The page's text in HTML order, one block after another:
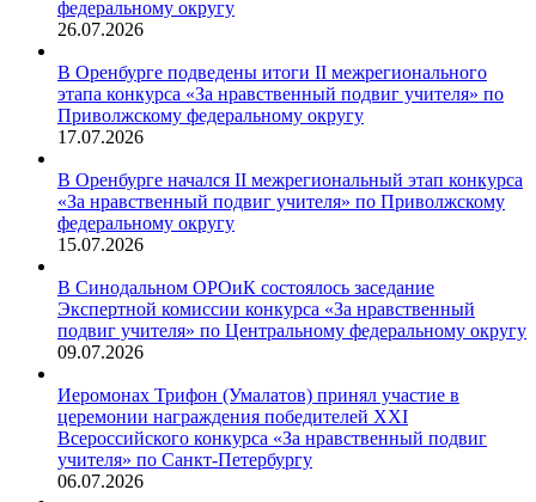
федеральному округу
26.07.2026
В Оренбурге подведены итоги II межрегионального
этапа конкурса «За нравственный подвиг учителя» по
Приволжскому федеральному округу
17.07.2026
В Оренбурге начался II межрегиональный этап конкурса
«За нравственный подвиг учителя» по Приволжскому
федеральному округу
15.07.2026
В Синодальном ОРОиК состоялось заседание
Экспертной комиссии конкурса «За нравственный
подвиг учителя» по Центральному федеральному округу
09.07.2026
Иеромонах Трифон (Умалатов) принял участие в
церемонии награждения победителей XXI
Всероссийского конкурса «За нравственный подвиг
учителя» по Санкт-Петербургу
06.07.2026